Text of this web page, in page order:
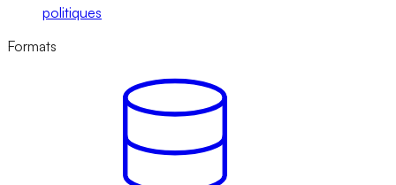
politiques
Formats